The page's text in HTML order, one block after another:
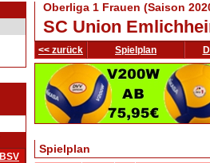
BSV
Oberliga 1 Frauen (Saison
SC Union
<< zurück Spielplan
Spielplan